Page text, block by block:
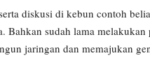
diskusi di kebun contoh
Bahkan sudah lama
jaringan dan memajukan